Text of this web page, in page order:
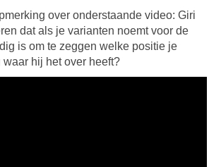
over onderstaande video: Giri
dat als je varianten noemt voor de
is om te zeggen welke positie je
waar hij het over heeft?